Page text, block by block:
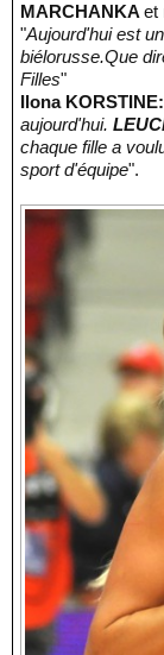
MARCHANKA et
"Aujourd'hui est
biélorusse.Que
Filles"
Ilona KORSTINE:
aujourd'hui.
chaque fille a
sport d'équipe".